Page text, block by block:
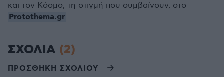
και τον Κόσμο, τη στιγμή που συμβαίνουν, στο
Protothema.gr
ΣΧΟΛΙΑ (2)
ΠΡΟΣΘΗΚΗ ΣΧΟΛΙΟΥ